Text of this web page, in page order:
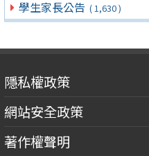
學生家長公告 ( 1,630 )
隱私權政策
網站安全政策
著作權聲明